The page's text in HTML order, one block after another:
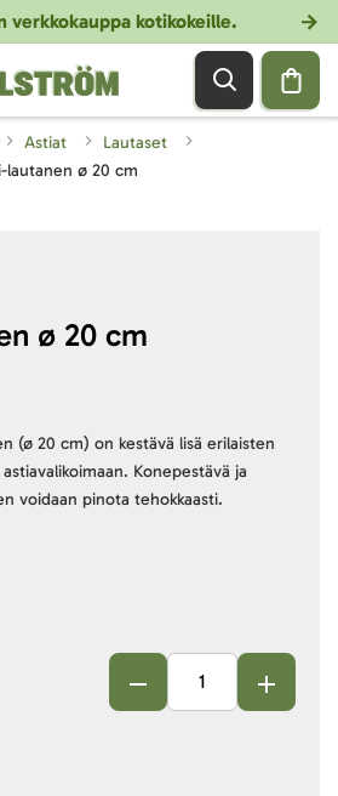
verkkokauppa kotikokeille.
Astiat
Lautaset
lautanen ø 20 cm
ø 20 cm
(ø 20 cm) on kestävä lisä erilaisten
Konepestävä ja
voidaan pinota tehokkaasti.